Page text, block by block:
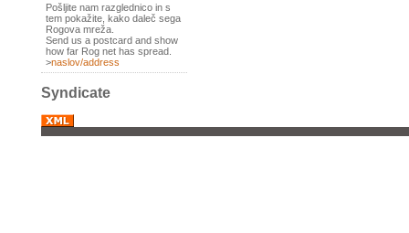
Pošljite nam razglednico in s
tem pokažite, kako daleč sega
Rogova mreža.
Send us a postcard and show
how far Rog net has spread.
>naslov/address
Syndicate